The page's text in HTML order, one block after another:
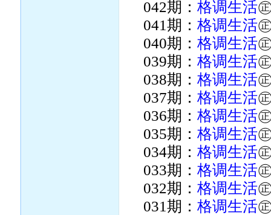
042期：格调生活
041期：格调生活
040期：格调生活
039期：格调生活
038期：格调生活
037期：格调生活
036期：格调生活
035期：格调生活
034期：格调生活
033期：格调生活
032期：格调生活
031期：格调生活